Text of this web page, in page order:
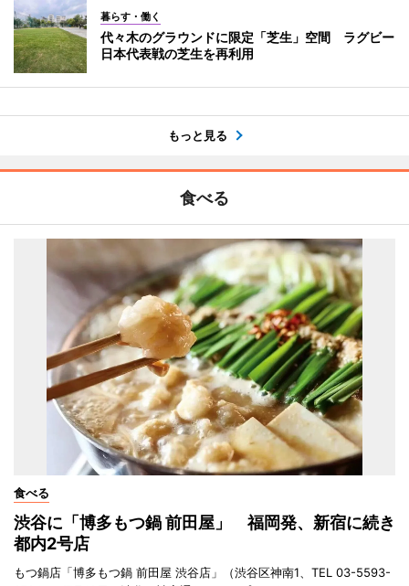
暮らす・働く
代々木のグラウンドに限定「芝生」空間 ラグビー
日本代表戦の芝生を再利用
もっと見る
食べる
食べる
渋谷に「博多もつ鍋 前田屋」 福岡発、新宿に続き
都内2号店
もつ鍋店「博多もつ鍋 前田屋 渋谷店」（渋谷区神南1、TEL 03-5593-